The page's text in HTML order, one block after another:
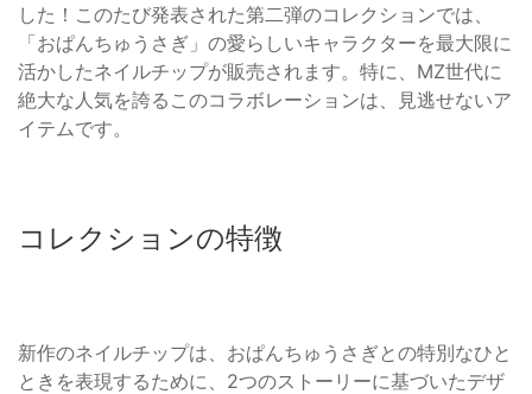
した！このたび発表された第二弾のコレクションでは、
「おぱんちゅうさぎ」の愛らしいキャラクターを最大限に
活かしたネイルチップが販売されます。特に、MZ世代に
絶大な人気を誇るこのコラボレーションは、見逃せないア
イテムです。
コレクションの特徴
新作のネイルチップは、おぱんちゅうさぎとの特別なひと
ときを表現するために、2つのストーリーに基づいたデザ